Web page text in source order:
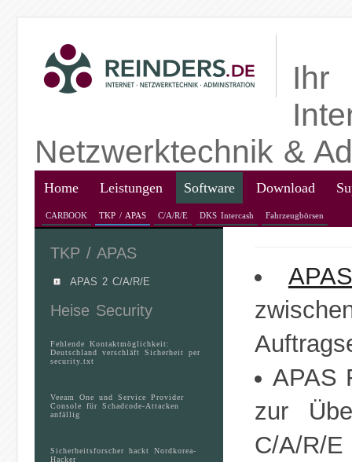
Netzwerktechnik &
Home Leistungen Software Download
CARBOOK TKP / APAS C/A/R/E DKS Intercash Fahrzeugbörsen
TKP / APAS
APAS 2 C/A/R/E
Heise Security
Fehlende Kontaktmöglichkeit:
Deutschland verschläft Sicherheit per
security.txt
Veeam One und Service Provider
Console für Schadcode-Attacken
anfällig
Sicherheitsforscher hackt Nordkorea-
Hacker
APAS
zur
C/A/R/E